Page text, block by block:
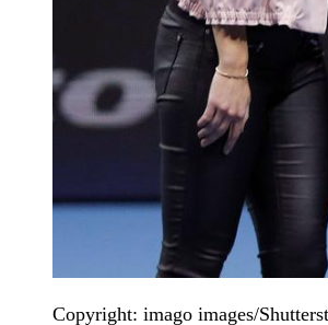
Copyright: imago images/